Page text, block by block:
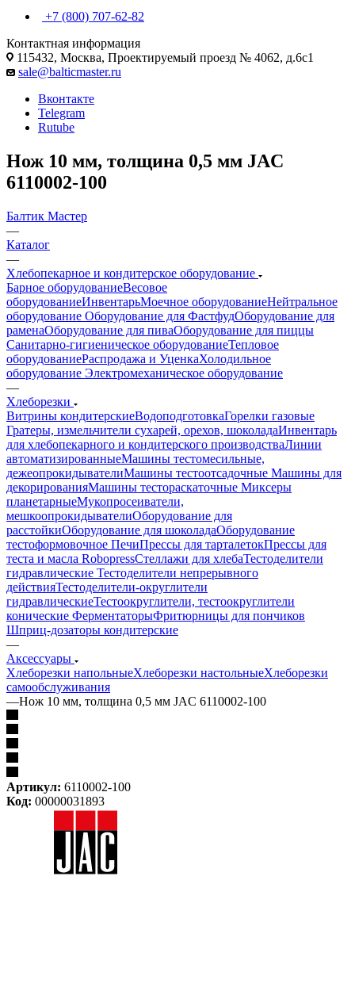
+7 (800) 707-62-82
Контактная информация
115432, Москва, Проектируемый проезд № 4062, д.6с1
sale@balticmaster.ru
Вконтакте
Telegram
Rutube
Нож 10 мм, толщина 0,5 мм JAC
6110002-100
Балтик Мастер
—
Каталог
—
Хлебопекарное и кондитерское оборудование
Барное оборудованиеВесовое
оборудованиеИнвентарьМоечное оборудованиеНейтральное
оборудование Оборудование для ФастфудОборудование для
раменаОборудование для пиваОборудование для пиццы
Санитарно-гигиеническое оборудованиеТепловое
оборудованиеРаспродажа и УценкаХолодильное
оборудование Электромеханическое оборудование
—
Хлеборезки
Витрины кондитерскиеВодоподготовкаГорелки газовые
Гратеры, измельчители сухарей, орехов, шоколадаИнвентарь
для хлебопекарного и кондитерского производстваЛинии
автоматизированныеМашины тестомесильные,
дежеопрокидывателиМашины тестоотсадочные Машины для
декорированияМашины тестораскаточные Миксеры
планетарныеМукопросеиватели,
мешкоопрокидывателиОборудование для
расстойкиОборудование для шоколадаОборудование
тестоформовочное ПечиПрессы для тарталетокПрессы для
теста и масла RobopressСтеллажи для хлебаТестоделители
гидравлические Тестоделители непрерывного
действияТестоделители-округлители
гидравлическиеТестоокруглители, тестоокруглители
конические ФерментаторыФритюрницы для пончиков
Шприц-дозаторы кондитерские
—
Аксессуары
Хлеборезки напольныеХлеборезки настольныеХлеборезки
самообслуживания
—Нож 10 мм, толщина 0,5 мм JAC 6110002-100
Артикул: 6110002-100
Код: 00000031893